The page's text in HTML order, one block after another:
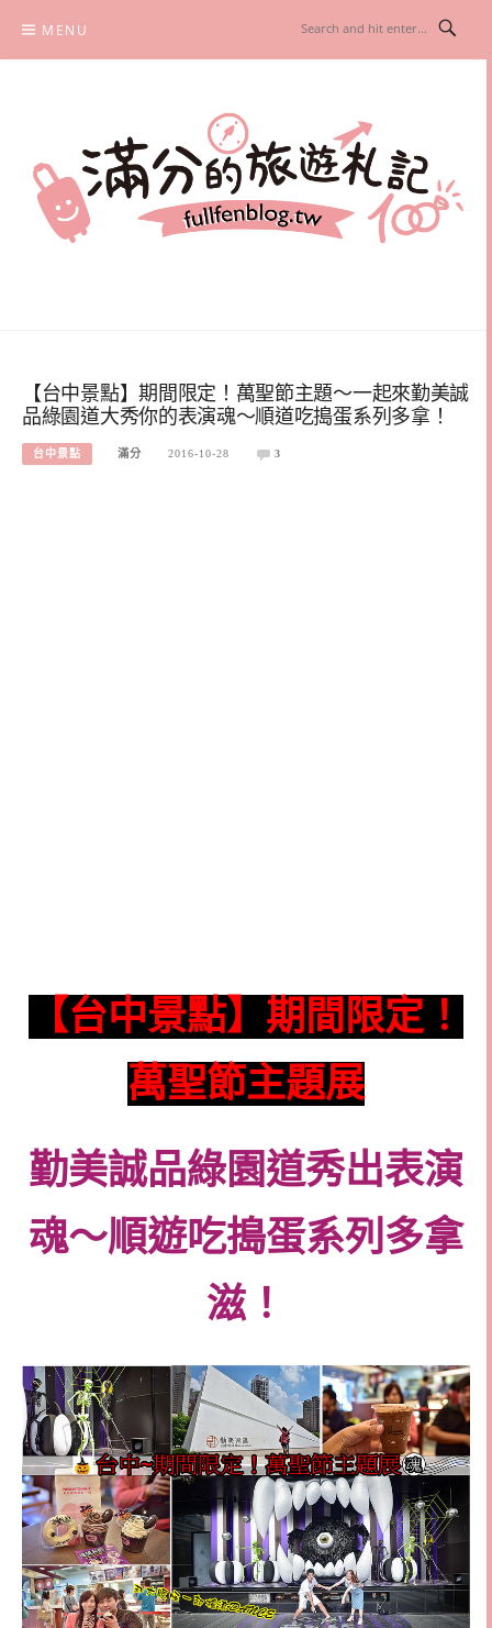
content
MENU
【台中景點】期間限定！萬聖節主題～一起來勤美誠
品綠園道大秀你的表演魂～順道吃搗蛋系列多拿！
台中景點 滿分 2016-10-28 3
【台中景點】期間限定！
萬聖節主題展
勤美誠品綠園道秀出表演
魂～順遊吃搗蛋系列多拿
滋！